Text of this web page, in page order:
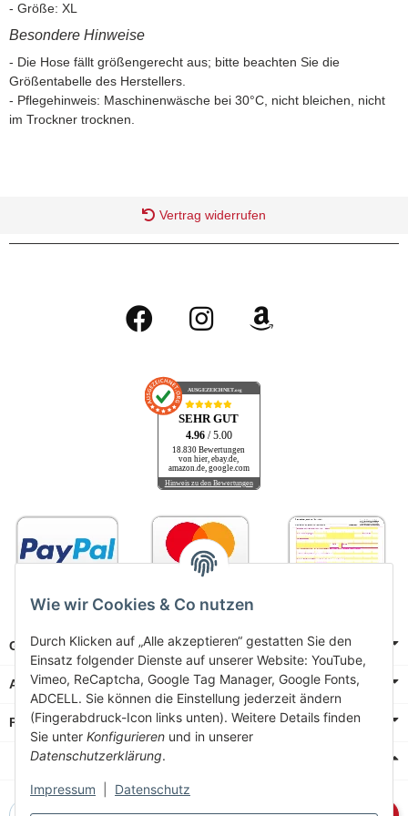
- Größe: XL
Besondere Hinweise
- Die Hose fällt größengerecht aus; bitte beachten Sie die
Größentabelle des Herstellers.
- Pflegehinweis: Maschinenwäsche bei 30°C, nicht bleichen, nicht
im Trockner trocknen.
Vertrag widerrufen
AUSGEZEICHNET.org
SEHR GUT
4.96 / 5.00
18.830 Bewertungen
von hier, ebay.de,
amazon.de, google.com
Hinweis zu den Bewertungen
Gesetzliche Informationen
Allgemeine Informationen
Produkt Wiki
Anmeldung zum Newsletter
Newsletter-Registrierung
Wie wir Cookies & Co nutzen
Durch Klicken auf „Alle akzeptieren“ gestatten Sie den
Einsatz folgender Dienste auf unserer Website: YouTube,
Vimeo, ReCaptcha, Google Tag Manager, Google Fonts,
ADCELL. Sie können die Einstellung jederzeit ändern
(Fingerabdruck-Icon links unten). Weitere Details finden
Sie unter Konfigurieren und in unserer
Datenschutzerklärung.
Impressum Datenschutz